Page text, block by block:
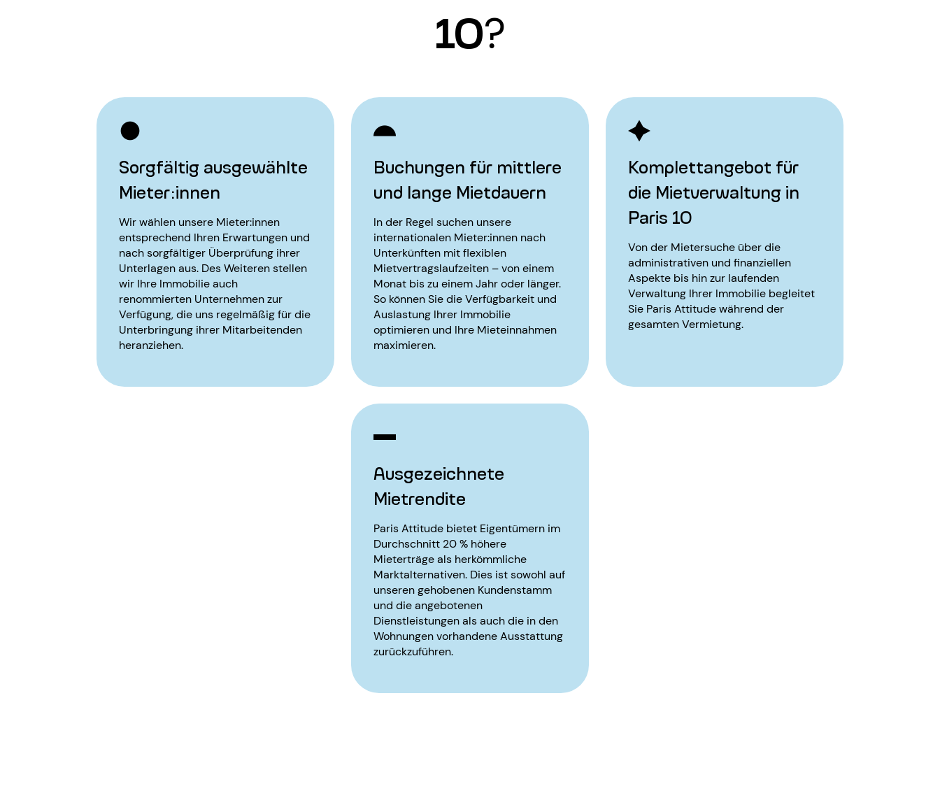
10?
Sorgfältig ausgewählte
Mieter:innen
Wir wählen unsere Mieter:innen
entsprechend Ihren Erwartungen und
nach sorgfältiger Überprüfung ihrer
Unterlagen aus. Des Weiteren stellen
wir Ihre Immobilie auch
renommierten Unternehmen zur
Verfügung, die uns regelmäßig für die
Unterbringung ihrer Mitarbeitenden
heranziehen.
Buchungen für mittlere
und lange Mietdauern
In der Regel suchen unsere
internationalen Mieter:innen nach
Unterkünften mit flexiblen
Mietvertragslaufzeiten – von einem
Monat bis zu einem Jahr oder länger.
So können Sie die Verfügbarkeit und
Auslastung Ihrer Immobilie
optimieren und Ihre Mieteinnahmen
maximieren.
Komplettangebot für
die Mietverwaltung in
Paris 10
Von der Mietersuche über die
administrativen und finanziellen
Aspekte bis hin zur laufenden
Verwaltung Ihrer Immobilie begleitet
Sie Paris Attitude während der
gesamten Vermietung.
Ausgezeichnete
Mietrendite
Paris Attitude bietet Eigentümern im
Durchschnitt 20 % höhere
Mieterträge als herkömmliche
Marktalternativen. Dies ist sowohl auf
unseren gehobenen Kundenstamm
und die angebotenen
Dienstleistungen als auch die in den
Wohnungen vorhandene Ausstattung
zurückzuführen.